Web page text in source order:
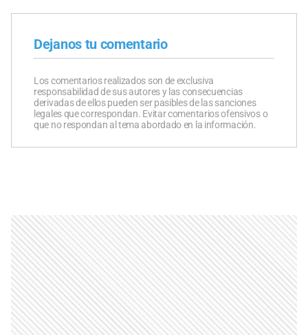
Dejanos tu comentario
Los comentarios realizados son de exclusiva
responsabilidad de sus autores y las consecuencias
derivadas de ellos pueden ser pasibles de las sanciones
legales que correspondan. Evitar comentarios ofensivos o
que no respondan al tema abordado en la información.